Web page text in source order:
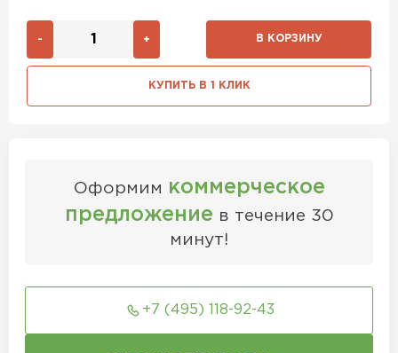
- + В КОРЗИНУ
КУПИТЬ В 1 КЛИК
Оформим коммерческое
предложение в течение 30
минут!
+7 (495) 118-92-43